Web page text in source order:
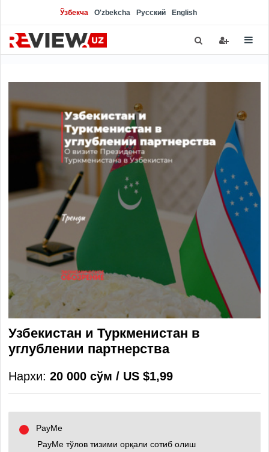
Ўзбекча O'zbekcha Русский English
Узбекистан и Туркменистан в
углублении партнерства
Нархи: 20 000 сўм / US $1,99
PayMe
PayMe тўлов тизими орқали сотиб олиш